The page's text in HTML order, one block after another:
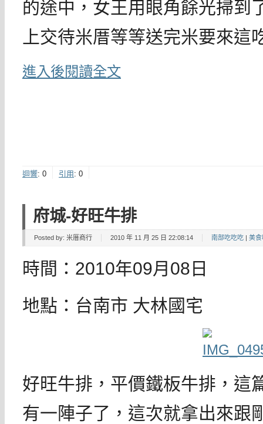
的途中，女王用眼角餘光掃到
上交待米厝等等送完米要來這
進入後閱讀全文
迴響: 0 引用 : 0
府城-好旺牛排
Posted by: 米厝商行 2010 年 11 月 25 日 22:08:14 南部吃吃吃 美食
時間：2010年09月08日
地點：台南市 大林國宅
好旺牛排，平價鐵板牛排，這
有一陣子了，這次就拿出來跟